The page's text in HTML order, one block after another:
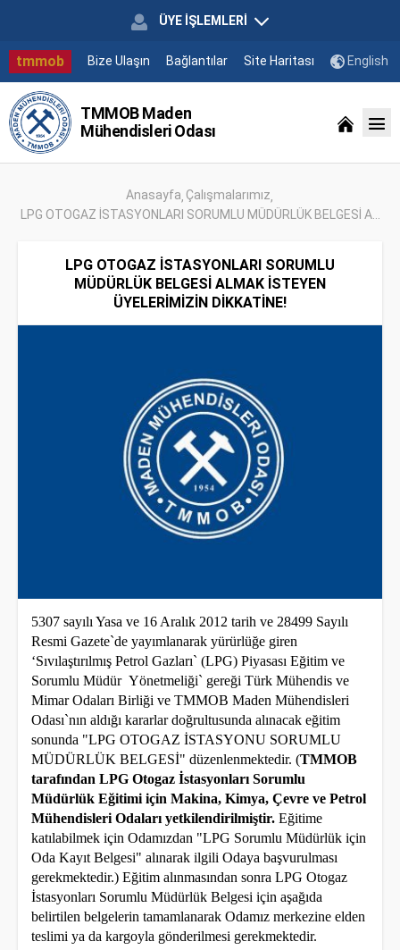
ÜYE İŞLEMLERİ
tmmob Bize Ulaşın Bağlantılar Site Haritası English
TMMOB Maden
Mühendisleri Odası
Anasayfa Çalışmalarımız
LPG OTOGAZ İSTASYONLARI SORUMLU MÜDÜRLÜK BELGESİ A...
LPG OTOGAZ İSTASYONLARI SORUMLU
MÜDÜRLÜK BELGESİ ALMAK İSTEYEN
ÜYELERİMİZİN DİKKATİNE!
5307 sayılı Yasa ve 16 Aralık 2012 tarih ve 28499 Sayılı
Resmi Gazete`de yayımlanarak yürürlüğe giren
‘Sıvılaştırılmış Petrol Gazları` (LPG) Piyasası Eğitim ve
Sorumlu Müdür Yönetmeliği` gereği Türk Mühendis ve
Mimar Odaları Birliği ve TMMOB Maden Mühendisleri
Odası`nın aldığı kararlar doğrultusunda alınacak eğitim
sonunda "LPG OTOGAZ İSTASYONU SORUMLU
MÜDÜRLÜK BELGESİ" düzenlenmektedir. (TMMOB
tarafından LPG Otogaz İstasyonları Sorumlu
Müdürlük Eğitimi için Makina, Kimya, Çevre ve Petrol
Mühendisleri Odaları yetkilendirilmiştir. Eğitime
katılabilmek için Odamızdan "LPG Sorumlu Müdürlük için
Oda Kayıt Belgesi" alınarak ilgili Odaya başvurulması
gerekmektedir.) Eğitim alınmasından sonra LPG Otogaz
İstasyonları Sorumlu Müdürlük Belgesi için aşağıda
belirtilen belgelerin tamamlanarak Odamız merkezine elden
teslimi ya da kargoyla gönderilmesi gerekmektedir.